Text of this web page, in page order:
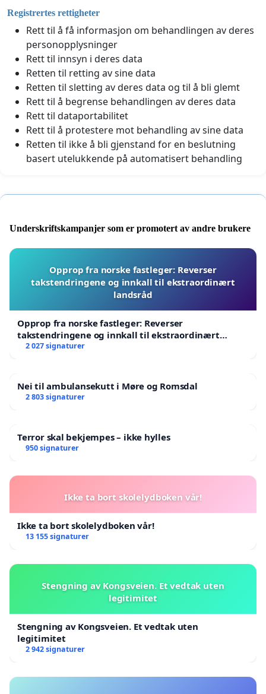
Registrertes rettigheter
Rett til å få informasjon om behandlingen av deres
personopplysninger
Rett til innsyn i deres data
Retten til retting av sine data
Retten til sletting av deres data og til å bli glemt
Rett til å begrense behandlingen av deres data
Rett til dataportabilitet
Rett til å protestere mot behandling av sine data
Retten til ikke å bli gjenstand for en beslutning
basert utelukkende på automatisert behandling
Underskriftskampanjer som er promotert av andre brukere
Opprop fra norske fastleger: Reverser
takstendringene og innkall til ekstraordinært
landsråd
Opprop fra norske fastleger: Reverser
takstendringene og innkall til ekstraordinært
landsråd
2 027 signaturer
Nei til ambulansekutt i Møre og Romsdal
2 803 signaturer
Terror skal bekjempes – ikke hylles
950 signaturer
Ikke ta bort skolelydboken vår!
Ikke ta bort skolelydboken vår!
13 155 signaturer
Stengning av Kongsveien. Et vedtak uten
legitimitet
Stengning av Kongsveien. Et vedtak uten
legitimitet
2 942 signaturer